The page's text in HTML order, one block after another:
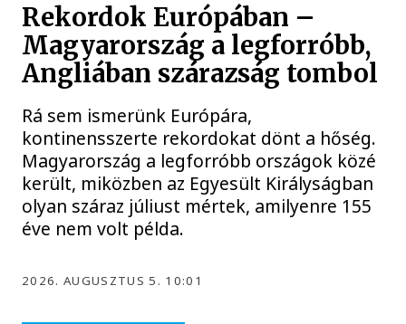
Rekordok Európában –
Magyarország a legforróbb,
Angliában szárazság tombol
Rá sem ismerünk Európára,
kontinensszerte rekordokat dönt a hőség.
Magyarország a legforróbb országok közé
került, miközben az Egyesült Királyságban
olyan száraz júliust mértek, amilyenre 155
éve nem volt példa.
2026. AUGUSZTUS 5. 10:01